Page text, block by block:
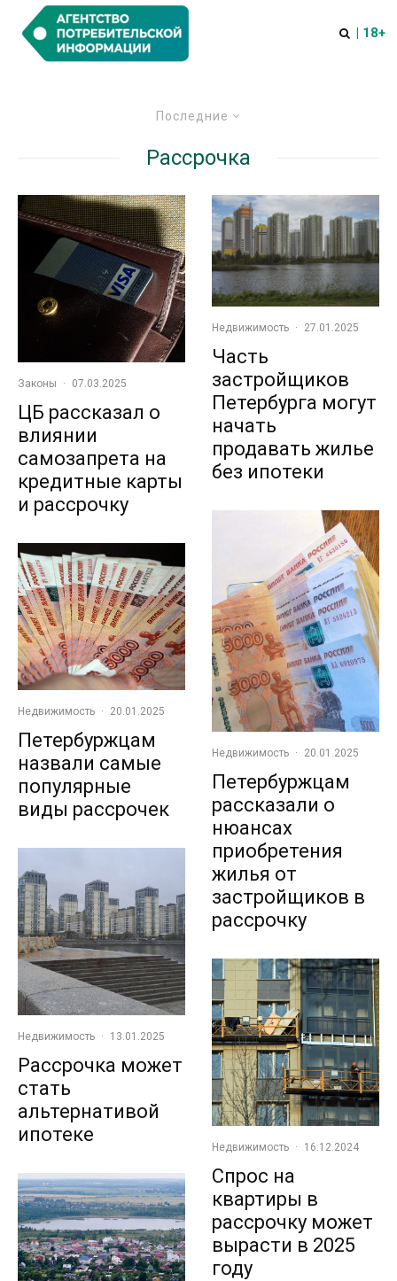
| 18+
Последние
Рассрочка
Законы · 07.03.2025
ЦБ рассказал о
влиянии
самозапрета на
кредитные карты
и рассрочку
Недвижимость · 20.01.2025
Петербуржцам
назвали самые
популярные
виды рассрочек
Недвижимость · 13.01.2025
Рассрочка может
стать
альтернативой
ипотеке
Недвижимость · 27.01.2025
Часть
застройщиков
Петербурга могут
начать
продавать жилье
без ипотеки
Недвижимость · 20.01.2025
Петербуржцам
рассказали о
нюансах
приобретения
жилья от
застройщиков в
рассрочку
Недвижимость · 16.12.2024
Спрос на
квартиры в
рассрочку может
вырасти в 2025
году